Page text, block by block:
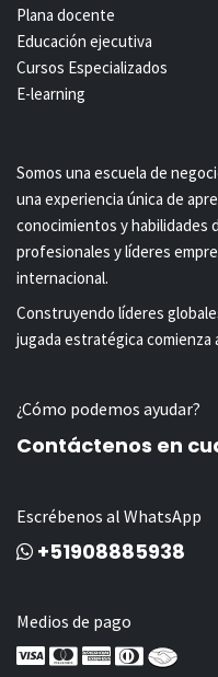
Plana docente
Educación ejecutiva
Cursos Especializados
E-learning
Somos una escuela de
una experiencia única de
conocimientos y habilidades
profesionales y líderes
internacional.
Construyendo líderes
jugada estratégica comienza
¿Cómo podemos ayudar?
Contáctenos en
Escrébenos al WhatsApp
+51908885938
Medios de pago